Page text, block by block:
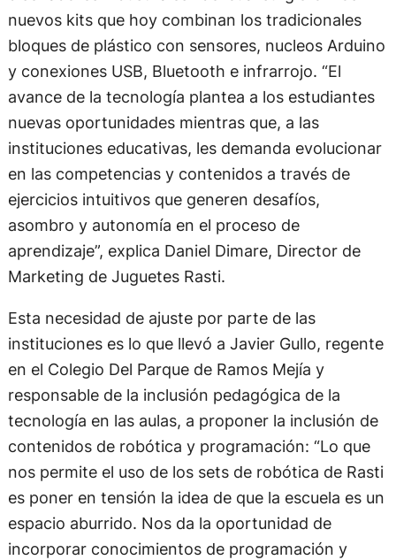
nuevos kits que hoy combinan los tradicionales
bloques de plástico con sensores, nucleos Arduino
y conexiones USB, Bluetooth e infrarrojo. “El
avance de la tecnología plantea a los estudiantes
nuevas oportunidades mientras que, a las
instituciones educativas, les demanda evolucionar
en las competencias y contenidos a través de
ejercicios intuitivos que generen desafíos,
asombro y autonomía en el proceso de
aprendizaje”, explica Daniel Dimare, Director de
Marketing de Juguetes Rasti.
Esta necesidad de ajuste por parte de las
instituciones es lo que llevó a Javier Gullo, regente
en el Colegio Del Parque de Ramos Mejía y
responsable de la inclusión pedagógica de la
tecnología en las aulas, a proponer la inclusión de
contenidos de robótica y programación: “Lo que
nos permite el uso de los sets de robótica de Rasti
es poner en tensión la idea de que la escuela es un
espacio aburrido. Nos da la oportunidad de
incorporar conocimientos de programación y